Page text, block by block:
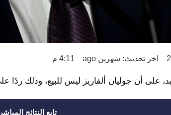
اخر تحديث: شهرين ago 4:11 م
على أن جوليان ألفاريز ليس للبيع، وذلك ردًا
تابع النتائج